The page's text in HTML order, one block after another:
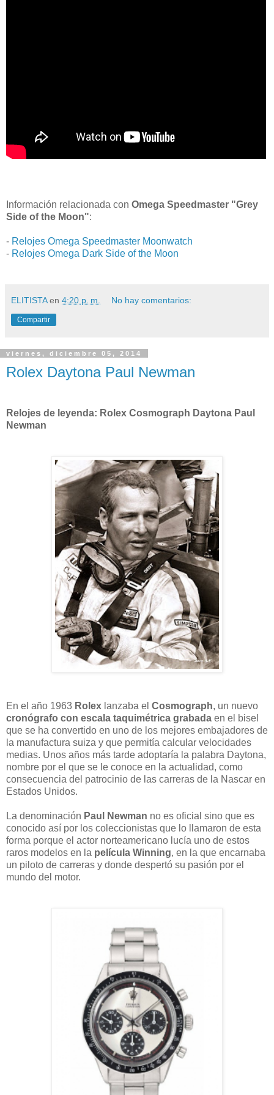
Información relacionada con Omega Speedmaster "Grey
Side of the Moon":
- Relojes Omega Speedmaster Moonwatch
- Relojes Omega Dark Side of the Moon
ELITISTA en 4:20 p. m. No hay comentarios:
Compartir
viernes, diciembre 05, 2014
Rolex Daytona Paul Newman
Relojes de leyenda: Rolex Cosmograph Daytona Paul
Newman
En el año 1963 Rolex lanzaba el Cosmograph, un nuevo
cronógrafo con escala taquimétrica grabada en el bisel
que se ha convertido en uno de los mejores embajadores de
la manufactura suiza y que permitía calcular velocidades
medias. Unos años más tarde adoptaría la palabra Daytona,
nombre por el que se le conoce en la actualidad, como
consecuencia del patrocinio de las carreras de la Nascar en
Estados Unidos.
La denominación Paul Newman no es oficial sino que es
conocido así por los coleccionistas que lo llamaron de esta
forma porque el actor norteamericano lucía uno de estos
raros modelos en la película Winning, en la que encarnaba
un piloto de carreras y donde despertó su pasión por el
mundo del motor.